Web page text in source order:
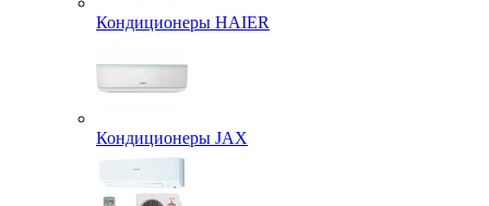
Кондиционеры HAIER
Кондиционеры JAX